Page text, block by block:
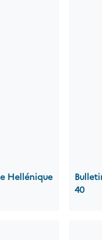
Hellénique
40